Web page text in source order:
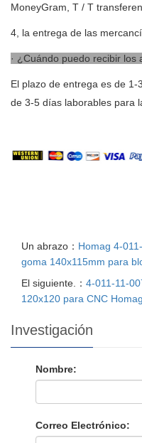
MoneyGram, T / T
4, la entrega de las
· ¿Cuándo puedo recibir
El plazo de entrega es de
de 3-5 días laborables para
Un abrazo： Homag 4-
goma 140x115mm para
El siguiente.： 4-011-11-
120x120 para CNC
Investigación
Nombre:
Correo Electrónico: